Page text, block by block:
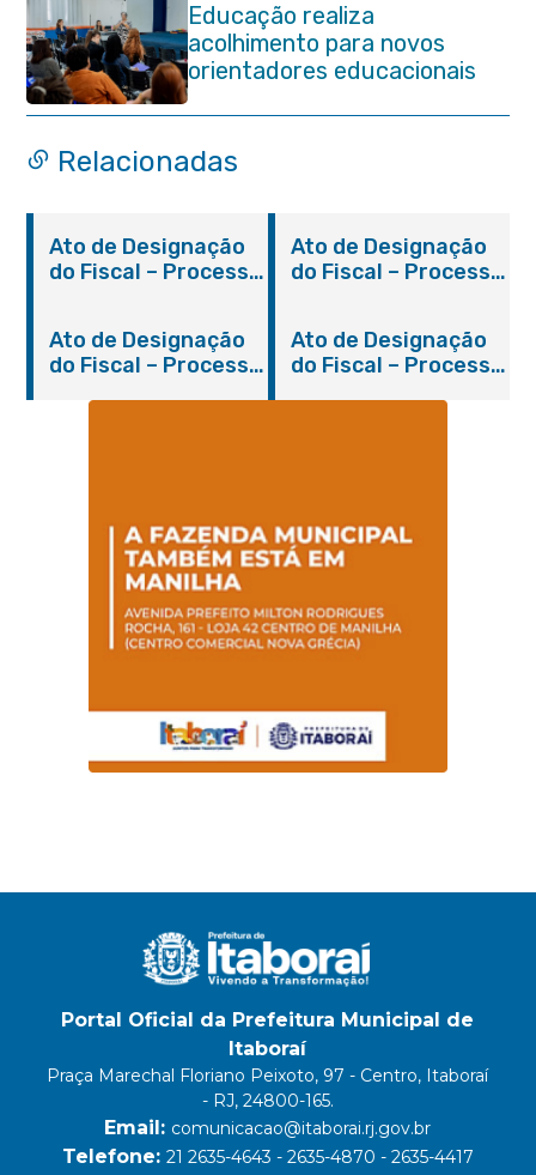
Educação realiza
acolhimento para novos
orientadores educacionais
da rede municipal
Relacionadas
Ato de Designação
do Fiscal – Processo
Ato de Designação
do Fiscal – Processo
Ato de Designação
do Fiscal – Processo
Ato de Designação
do Fiscal – Processo
Portal Oficial da Prefeitura Municipal de
Itaboraí
Praça Marechal Floriano Peixoto, 97 - Centro, Itaboraí
- RJ, 24800-165.
Email: comunicacao@itaborai.rj.gov.br
Telefone: 21 2635-4643 - 2635-4870 - 2635-4417